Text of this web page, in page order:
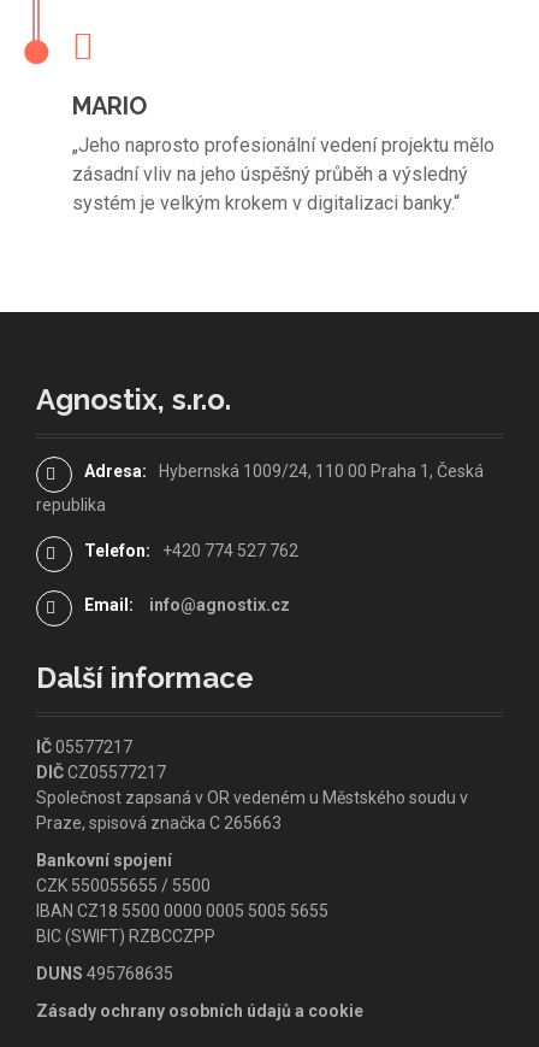
MARIO
„Jeho naprosto profesionální vedení projektu mělo
zásadní vliv na jeho úspěšný průběh a výsledný
systém je velkým krokem v digitalizaci banky.“
Agnostix, s.r.o.
Adresa:
Hybernská 1009/24, 110 00 Praha 1, Česká
republika
Telefon: +420 774 527 762
Email: info@agnostix.cz
Další informace
IČ05577217
DIČCZ05577217
Společnost zapsaná v OR vedeném u Městského soudu v
Praze, spisová značka C 265663
Bankovní spojení
CZK 550055655 / 5500
IBAN CZ18 5500 0000 0005 5005 5655
BIC (SWIFT) RZBCCZPP
DUNS 495768635
Zásady ochrany osobních údajů a cookie